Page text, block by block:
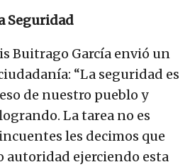
Seguridad
Buitrago García envió un
“La seguridad es
de nuestro pueblo y
La tarea no es
les decimos que
autoridad ejerciendo esta